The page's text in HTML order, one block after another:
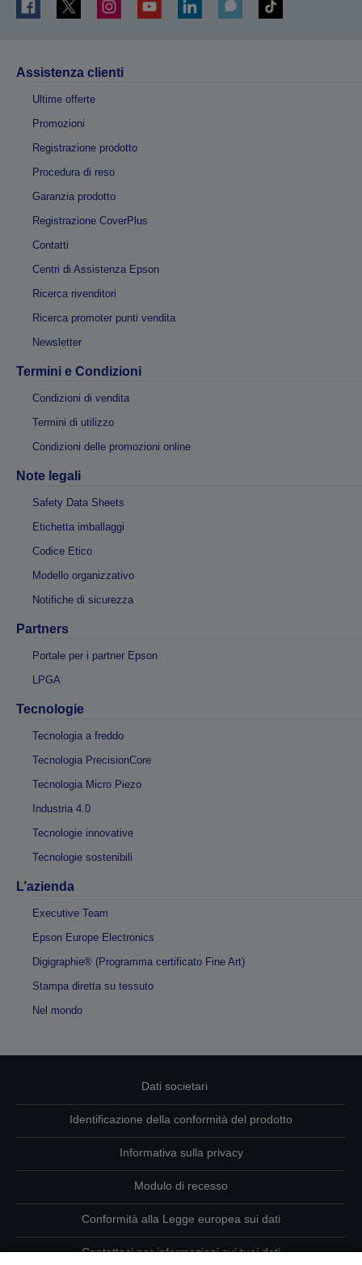
Assistenza clienti
Ultime offerte
Promozioni
Registrazione prodotto
Procedura di reso
Garanzia prodotto
Registrazione CoverPlus
Contatti
Centri di Assistenza Epson
Ricerca rivenditori
Ricerca promoter punti vendita
Newsletter
Termini e Condizioni
Condizioni di vendita
Termini di utilizzo
Condizioni delle promozioni online
Note legali
Safety Data Sheets
Etichetta imballaggi
Codice Etico
Modello organizzativo
Notifiche di sicurezza
Partners
Portale per i partner Epson
LPGA
Tecnologie
Tecnologia a freddo
Tecnologia PrecisionCore
Tecnologia Micro Piezo
Industria 4.0
Tecnologie innovative
Tecnologie sostenibili
L’azienda
Executive Team
Epson Europe Electronics
Digigraphie® (Programma certificato Fine Art)
Stampa diretta su tessuto
Nel mondo
Dati societari
Identificazione della conformità del prodotto
Informativa sulla privacy
Modulo di recesso
Conformità alla Legge europea sui dati
Contattaci per informazioni sui tuoi dati